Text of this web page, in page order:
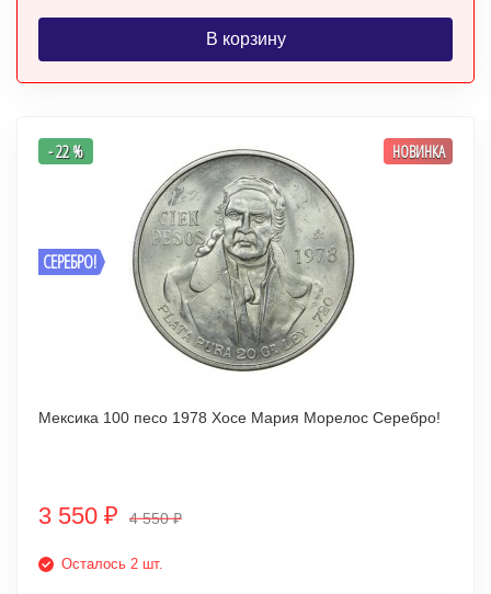
В корзину
СЕРЕБРО!
- 22 % НОВИНКА
Мексика 100 песо 1978 Хосе Мария Морелос Серебро!
3 550 ₽ 4 550₽
Осталось 2 шт.